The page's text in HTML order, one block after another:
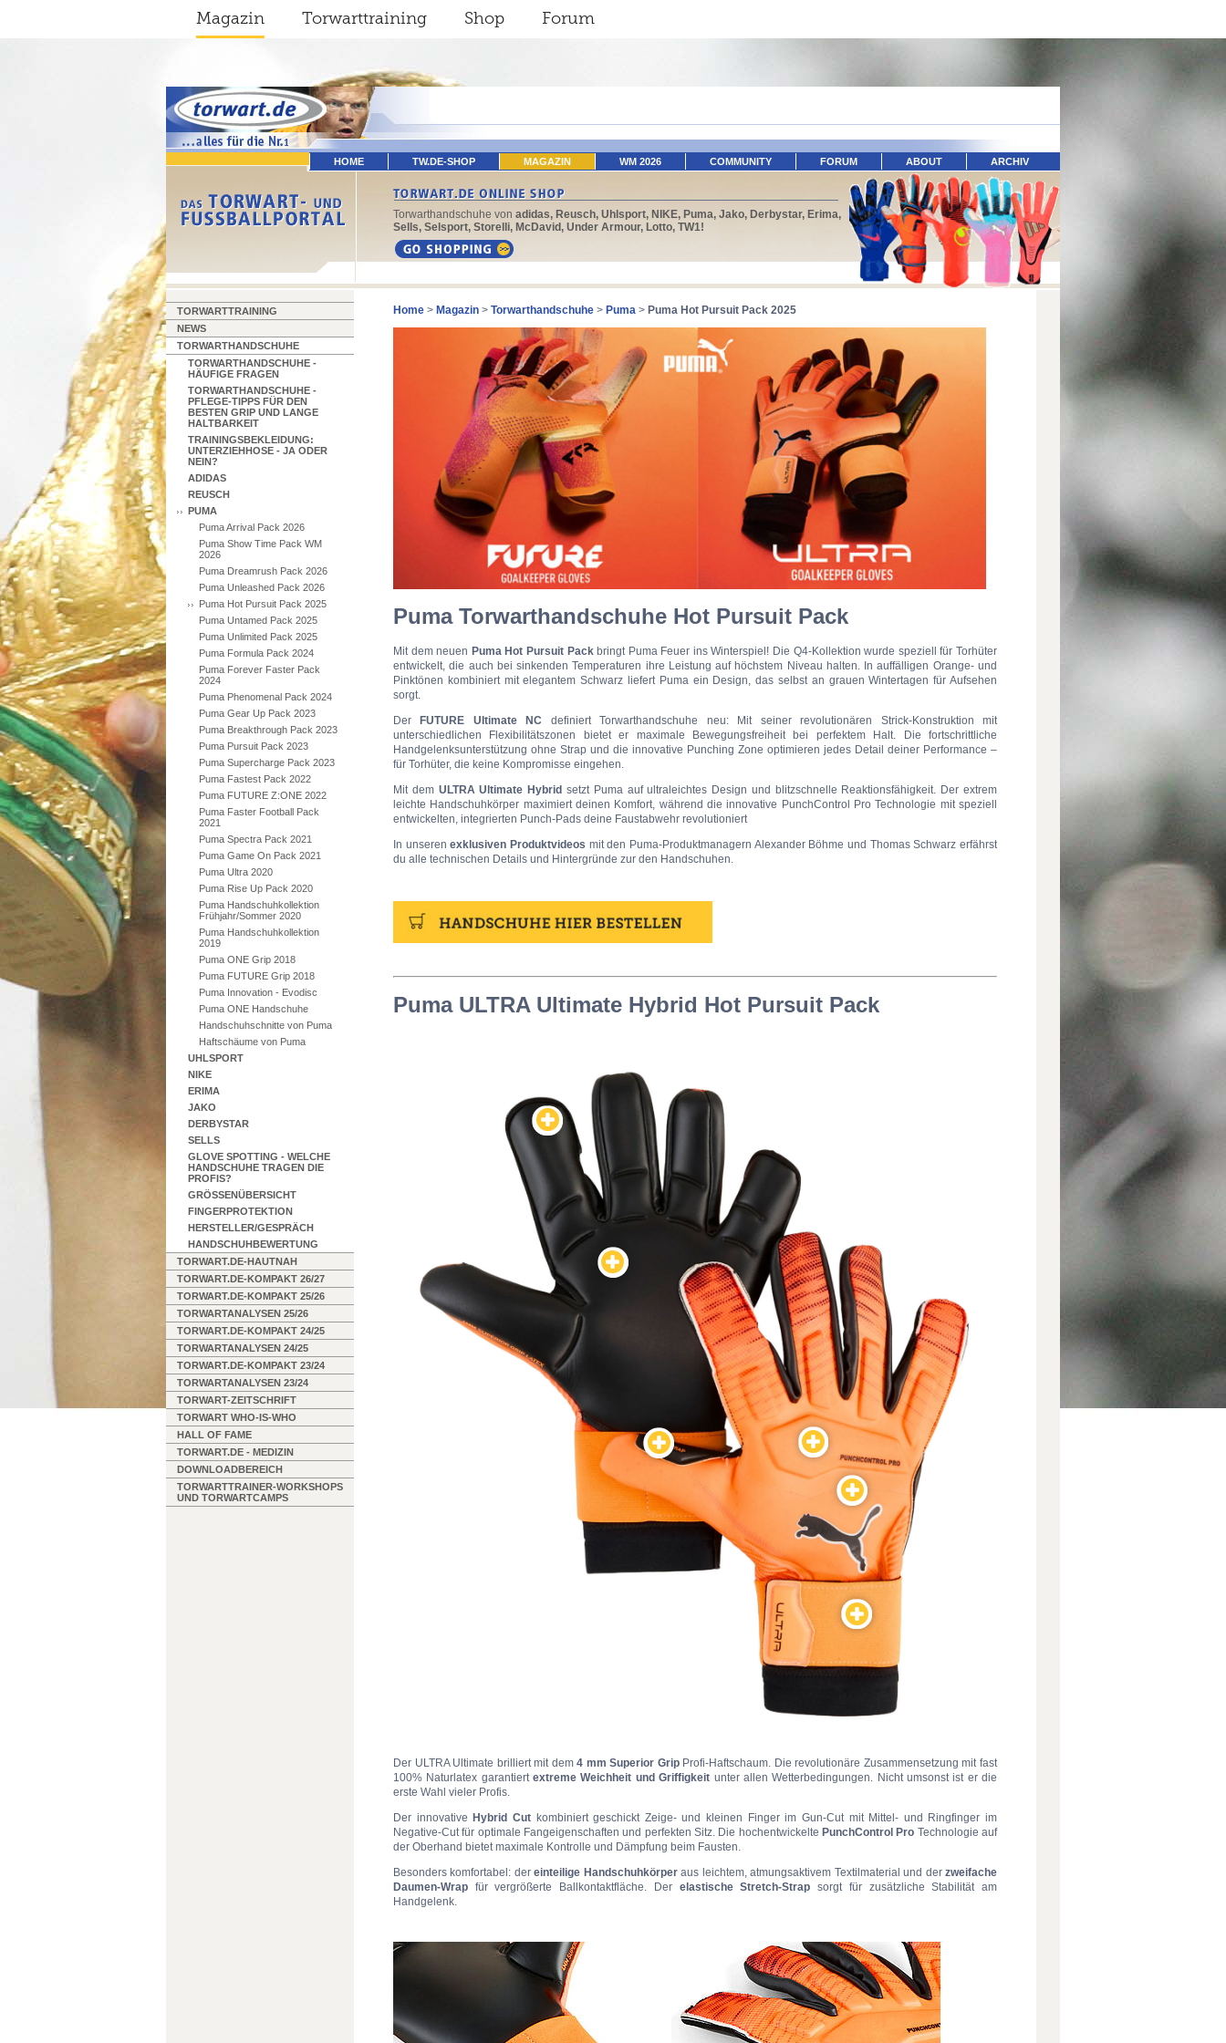
Magazin Torwarttraining Shop Forum
HOME TW.DE-SHOP MAGAZIN WM 2026 COMMUNITY FORUM ABOUT ARCHIV
Torwarthandschuhe von adidas, Reusch, Uhlsport, NIKE, Puma, Jako, Derbystar, Erima,
Sells, Selsport, Storelli, McDavid, Under Armour, Lotto, TW1!
TORWARTTRAINING
NEWS
TORWARTHANDSCHUHE
TORWARTHANDSCHUHE -
HÄUFIGE FRAGEN
TORWARTHANDSCHUHE -
PFLEGE-TIPPS FÜR DEN
BESTEN GRIP UND LANGE
HALTBARKEIT
TRAININGSBEKLEIDUNG:
UNTERZIEHHOSE - JA ODER
NEIN?
ADIDAS
REUSCH
PUMA
Puma Arrival Pack 2026
Puma Show Time Pack WM
2026
Puma Dreamrush Pack 2026
Puma Unleashed Pack 2026
Puma Hot Pursuit Pack 2025
Puma Untamed Pack 2025
Puma Unlimited Pack 2025
Puma Formula Pack 2024
Puma Forever Faster Pack
2024
Puma Phenomenal Pack 2024
Puma Gear Up Pack 2023
Puma Breakthrough Pack 2023
Puma Pursuit Pack 2023
Puma Supercharge Pack 2023
Puma Fastest Pack 2022
Puma FUTURE Z:ONE 2022
Puma Faster Football Pack
2021
Puma Spectra Pack 2021
Puma Game On Pack 2021
Puma Ultra 2020
Puma Rise Up Pack 2020
Puma Handschuhkollektion
Frühjahr/Sommer 2020
Puma Handschuhkollektion
2019
Puma ONE Grip 2018
Puma FUTURE Grip 2018
Puma Innovation - Evodisc
Puma ONE Handschuhe
Handschuhschnitte von Puma
Haftschäume von Puma
UHLSPORT
NIKE
ERIMA
JAKO
DERBYSTAR
SELLS
GLOVE SPOTTING - WELCHE
HANDSCHUHE TRAGEN DIE
PROFIS?
GRÖSSENÜBERSICHT
FINGERPROTEKTION
HERSTELLER/GESPRÄCH
HANDSCHUHBEWERTUNG
TORWART.DE-HAUTNAH
TORWART.DE-KOMPAKT 26/27
TORWART.DE-KOMPAKT 25/26
TORWARTANALYSEN 25/26
TORWART.DE-KOMPAKT 24/25
TORWARTANALYSEN 24/25
TORWART.DE-KOMPAKT 23/24
TORWARTANALYSEN 23/24
TORWART-ZEITSCHRIFT
TORWART WHO-IS-WHO
HALL OF FAME
TORWART.DE - MEDIZIN
DOWNLOADBEREICH
TORWARTTRAINER-WORKSHOPS
UND TORWARTCAMPS
Home > Magazin > Torwarthandschuhe > Puma > Puma Hot Pursuit Pack 2025
Puma Torwarthandschuhe Hot Pursuit Pack
Mit dem neuen Puma Hot Pursuit Packbringt Puma Feuer ins Winterspiel! Die Q4-Kollektion wurde speziell für Torhüter
entwickelt, die auch bei sinkenden Temperaturen ihre Leistung auf höchstem Niveau halten. In auffälligen Orange- und
Pinktönen kombiniert mit elegantem Schwarz liefert Puma ein Design, das selbst an grauen Wintertagen für Aufsehen
sorgt.
Der
FUTURE Ultimate NC definiert Torwarthandschuhe neu: Mit seiner revolutionären Strick-Konstruktion mit
unterschiedlichen Flexibilitätszonen bietet er maximale Bewegungsfreiheit bei perfektem Halt. Die fortschrittliche
Handgelenksunterstützung ohne Strap und die innovative Punching Zone optimieren jedes Detail deiner Performance –
für Torhüter, die keine Kompromisse eingehen.
Mit dem ULTRA Ultimate Hybrid setzt Puma auf ultraleichtes Design und blitzschnelle Reaktionsfähigkeit. Der extrem
leichte Handschuhkörper maximiert deinen Komfort, während die innovative PunchControl Pro Technologie mit speziell
entwickelten, integrierten Punch-Pads deine Faustabwehr revolutioniert
In unserenexklusiven Produktvideos mit den Puma-Produktmanagern Alexander Böhme und Thomas Schwarz erfährst
du alle technischen Details und Hintergründe zur den Handschuhen.
Puma ULTRA Ultimate Hybrid Hot Pursuit Pack
Der ULTRA Ultimate brilliert mit dem4 mm Superior GripProfi-Haftschaum. Die revolutionäre Zusammensetzung mit fast
100% Naturlatex garantiertextreme Weichheit und Griffigkeit unter allen Wetterbedingungen. Nicht umsonst ist er die
erste Wahl vieler Profis.
Der innovativeHybrid Cutkombiniert geschickt Zeige- und kleinen Finger im Gun-Cut mit Mittel- und Ringfinger im
Negative-Cut für optimale Fangeigenschaften und perfekten Sitz. Die hochentwickelte PunchControl Pro Technologie auf
der Oberhand bietet maximale Kontrolle und Dämpfung beim Fausten.
Besonders komfortabel: dereinteilige Handschuhkörperaus leichtem, atmungsaktivem Textilmaterial und derzweifache
Daumen-Wrap für vergrößerte Ballkontaktfläche. Der elastische Stretch-Strap sorgt für zusätzliche Stabilität am
Handgelenk.